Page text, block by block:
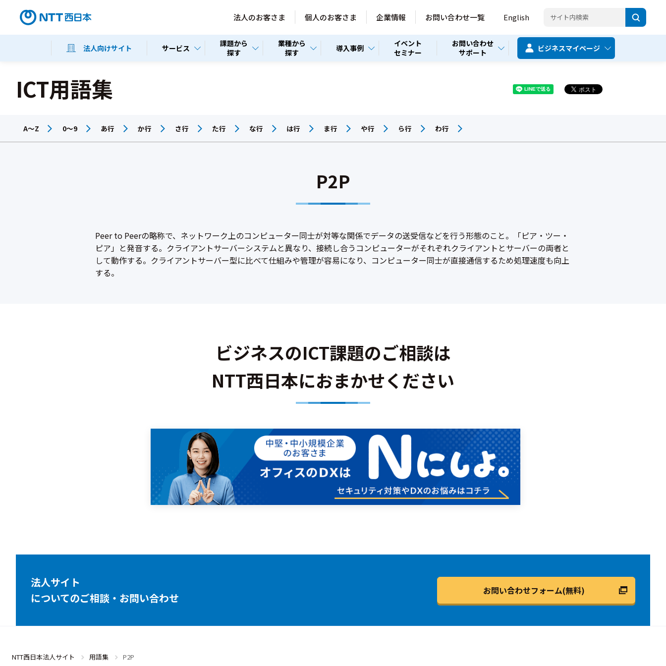
法人のお客さま 個人のお客さま 企業情報 お問い合わせ一覧 English
法人向けサイト サービス
課題から
探す
業種から
探す
導入事例
イベント
セミナー
お問い合わせ
サポート
ビジネスマイページ
ICT用語集
A～Z 0～9 あ行 か行 さ行 た行 な行 は行 ま行 や行 ら行 わ行
P2P
Peer to Peerの略称で、ネットワーク上のコンピューター同士が対等な関係でデータの送受信などを行う形態のこと。「ピア・ツー・
ピア」と発音する。クライアントサーバーシステムと異なり、接続し合うコンピューターがそれぞれクライアントとサーバーの両者と
して動作する。クライアントサーバー型に比べて仕組みや管理が容易になり、コンピューター同士が直接通信するため処理速度も向上
する。
ビジネスのICT課題のご相談は
NTT西日本におまかせください
法人サイト
についてのご相談・お問い合わせ
お問い合わせフォーム(無料)
NTT西日本法人サイト 用語集 P2P